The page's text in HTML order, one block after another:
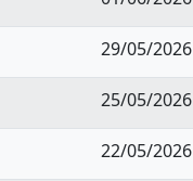
29/05/2026
25/05/2026
22/05/2026